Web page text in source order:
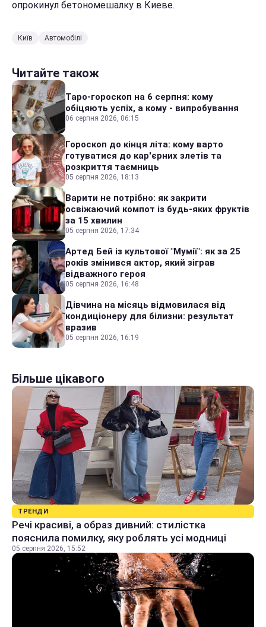
опрокинул бетономешалку в Киеве.
Київ Автомобілі
Читайте також
Таро-гороскоп на 6 серпня: кому
обіцяють успіх, а кому - випробування
06 серпня 2026, 06:15
Гороскоп до кінця літа: кому варто
готуватися до кар'єрних злетів та
розкриття таємниць
05 серпня 2026, 18:13
Варити не потрібно: як закрити
освіжаючий компот із будь-яких фруктів
за 15 хвилин
05 серпня 2026, 17:34
Артед Бей із культової "Мумії": як за 25
років змінився актор, який зіграв
відважного героя
05 серпня 2026, 16:48
Дівчина на місяць відмовилася від
кондиціонеру для білизни: результат
вразив
05 серпня 2026, 16:19
Більше цікавого
ТРЕНДИ
Речі красиві, а образ дивний: стилістка
пояснила помилку, яку роблять усі модниці
05 серпня 2026, 15:52